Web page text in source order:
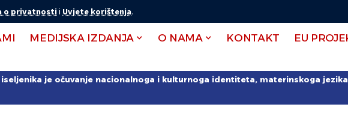
o privatnostii Uvjete korištenja.
MEDIJSKA IZDANJA O NAMA KONTAKT EU
je očuvanje nacionalnoga i kulturnoga identiteta, materinskoga